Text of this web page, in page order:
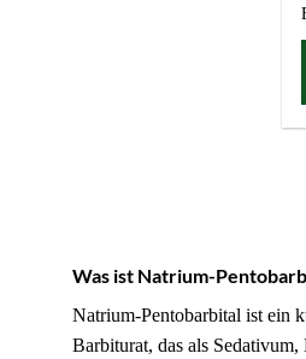
Was ist Natrium-
Natrium-Pentobarbital ist ein
Barbiturat, das als